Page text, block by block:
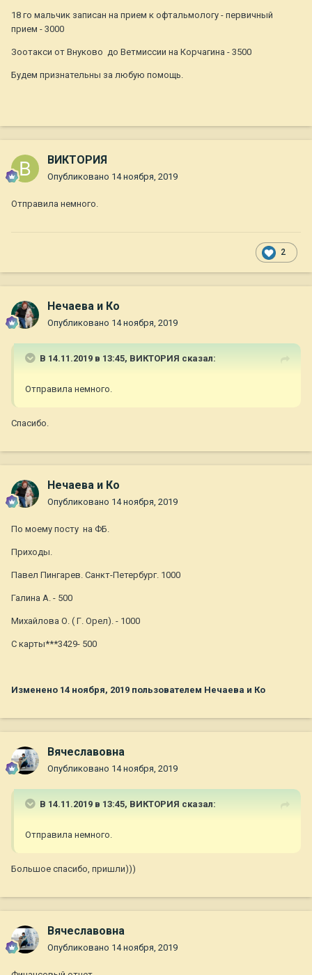
18 го мальчик записан на прием к офтальмологу - первичный
прием - 3000
Зоотакси от Внуково до Ветмиссии на Корчагина - 3500
Будем признательны за любую помощь.
ВИКТОРИЯ
Опубликовано 14 ноября, 2019
Отправила немного.
2
Нечаева и Ко
Опубликовано 14 ноября, 2019
В 14.11.2019 в 13:45, ВИКТОРИЯ сказал:
Отправила немного.
Спасибо.
Нечаева и Ко
Опубликовано 14 ноября, 2019
По моему посту на ФБ.
Приходы.
Павел Пингарев. Санкт-Петербург. 1000
Галина А. - 500
Михайлова О. ( Г. Орел). - 1000
С карты***3429- 500
Изменено 14 ноября, 2019 пользователем Нечаева и Ко
Вячеславовна
Опубликовано 14 ноября, 2019
В 14.11.2019 в 13:45, ВИКТОРИЯ сказал:
Отправила немного.
Большое спасибо, пришли)))
Вячеславовна
Опубликовано 14 ноября, 2019